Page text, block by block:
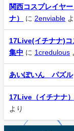
関西コスプレイヤ
ナ）
に 2enviable
17Live(イチナナ)コ
集中 に 1credulous
あいぽいん パズル
17Live（イチナナ
より